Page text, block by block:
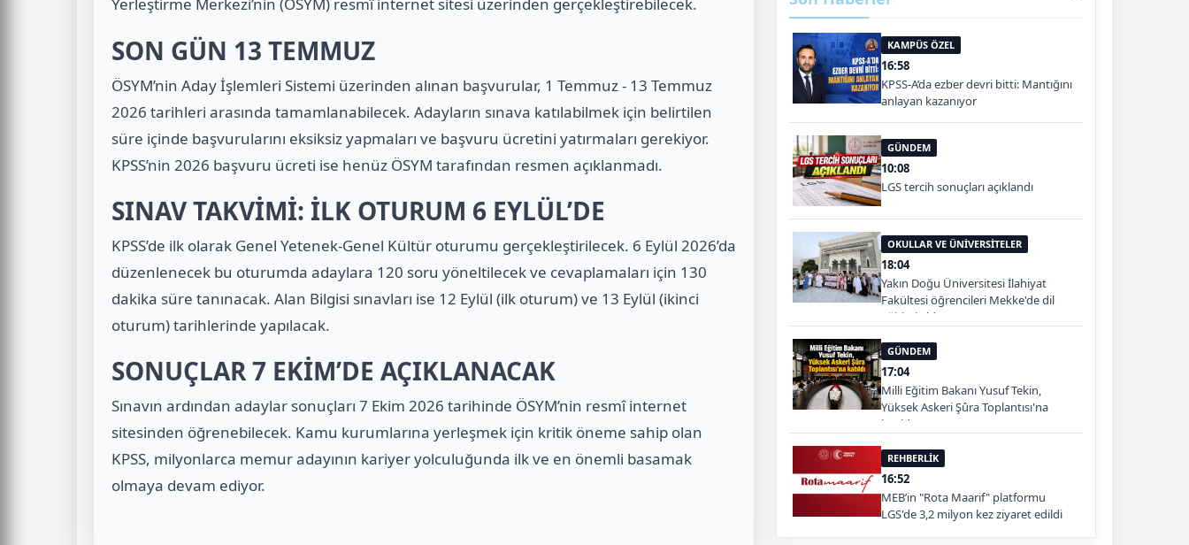
Yerleştirme Merkezi’nin (ÖSYM) resmî internet sitesi üzerinden gerçekleştirebilecek.
SON GÜN 13 TEMMUZ
ÖSYM’nin Aday İşlemleri Sistemi üzerinden alınan başvurular, 1 Temmuz - 13 Temmuz
2026 tarihleri arasında tamamlanabilecek. Adayların sınava katılabilmek için belirtilen
süre içinde başvurularını eksiksiz yapmaları ve başvuru ücretini yatırmaları gerekiyor.
KPSS’nin 2026 başvuru ücreti ise henüz ÖSYM tarafından resmen açıklanmadı.
SINAV TAKVİMİ: İLK OTURUM 6 EYLÜL’DE
KPSS’de ilk olarak Genel Yetenek-Genel Kültür oturumu gerçekleştirilecek. 6 Eylül 2026’da
düzenlenecek bu oturumda adaylara 120 soru yöneltilecek ve cevaplamaları için 130
dakika süre tanınacak. Alan Bilgisi sınavları ise 12 Eylül (ilk oturum) ve 13 Eylül (ikinci
oturum) tarihlerinde yapılacak.
SONUÇLAR 7 EKİM’DE AÇIKLANACAK
Sınavın ardından adaylar sonuçları 7 Ekim 2026 tarihinde ÖSYM’nin resmî internet
sitesinden öğrenebilecek. Kamu kurumlarına yerleşmek için kritik öneme sahip olan
KPSS, milyonlarca memur adayının kariyer yolculuğunda ilk ve en önemli basamak
olmaya devam ediyor.
KAMPÜS ÖZEL
16:58
KPSS-A’da ezber devri bitti: Mantığını
anlayan kazanıyor
GÜNDEM
10:08
LGS tercih sonuçları açıklandı
OKULLAR VE ÜNİVERSİTELER
18:04
Yakın Doğu Üniversitesi İlahiyat
Fakültesi öğrencileri Mekke'de dil
eğitimi aldı
GÜNDEM
17:04
Milli Eğitim Bakanı Yusuf Tekin,
Yüksek Askeri Şûra Toplantısı'na
katıldı
REHBERLİK
16:52
MEB’in "Rota Maarif" platformu
LGS'de 3,2 milyon kez ziyaret edildi